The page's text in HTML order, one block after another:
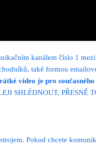
kanálem číslo 1
také formou
é video je pro
SHLÉDNOUT, PŘESNĚ
Pokud chcete